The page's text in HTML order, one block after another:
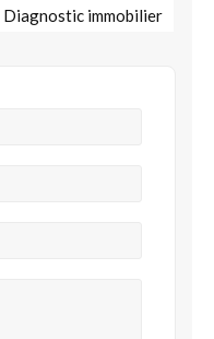
Diagnostic immobilier